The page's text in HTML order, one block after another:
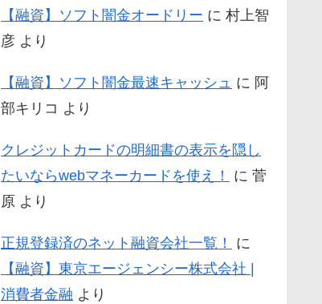
【融資】ソフト闇金オードリー に 村上智
彦 より
【融資】ソフト闇金最速キャッシュ に 阿
部キリコ より
クレジットカードの明細書の表示を隠し
たいならwebマネーカードを使え！
に 菅
原 より
正規登録済のネット融資会社一覧！
に
【融資】東京エージェンシー株式会社 |
消費者金融 より